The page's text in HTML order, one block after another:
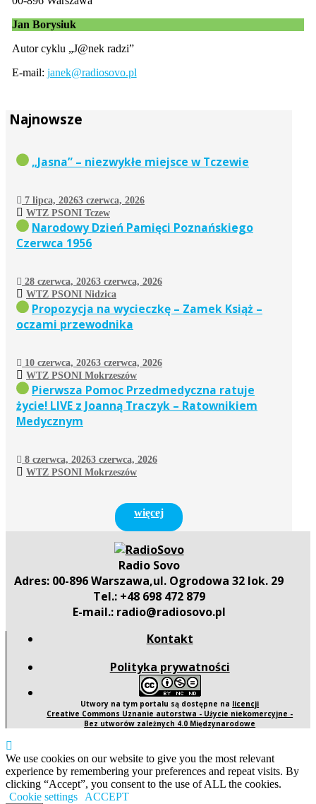
Jan Borysiuk
Autor cyklu „J@nek radzi”
E-mail: janek@radiosovo.pl
Najnowsze
„Jasna” – niezwykłe miejsce w Tczewie
7 lipca, 20263 czerwca, 2026
WTZ PSONI Tczew
Narodowy Dzień Pamięci Poznańskiego
Czerwca 1956
28 czerwca, 20263 czerwca, 2026
WTZ PSONI Nidzica
Propozycja na wycieczkę – Zamek Książ –
oczami przewodnika
10 czerwca, 20263 czerwca, 2026
WTZ PSONI Mokrzeszów
Pierwsza Pomoc Przedmedyczna ratuje
życie! LIVE z Joanną Traczyk – Ratownikiem
Medycznym
8 czerwca, 20263 czerwca, 2026
WTZ PSONI Mokrzeszów
więcej
Radio Sovo
Adres: 00-896 Warszawa,ul. Ogrodowa 32 lok. 29
Tel.: +48 698 472 879
E-mail.: radio@radiosovo.pl
Kontakt
Polityka prywatności
Utwory na tym portalu są dostępne na licencji
Creative Commons Uznanie autorstwa - Użycie niekomercyjne -
Bez utworów zależnych 4.0 Międzynarodowe
We use cookies on our website to give you the most relevant
experience by remembering your preferences and repeat visits. By
clicking “Accept”, you consent to the use of ALL the cookies.
Cookie settings
ACCEPT